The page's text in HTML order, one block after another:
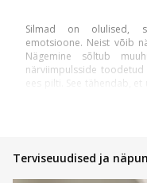
Silmad on olulised,
emotsioone. Neist võib
Nägemine sõltub
närviimpulsside
ees pilti. See tähendab,
ka õhtuks - kõik selleks, et
Terviseuudised ja